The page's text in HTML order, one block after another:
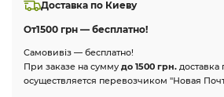
Доставка по Киеву
От1500 грн — бесплатно!
Самовивіз — бесплатно!
При заказе на сумму до 1500 грн. доставка
осуществляется перевозчиком "Новая